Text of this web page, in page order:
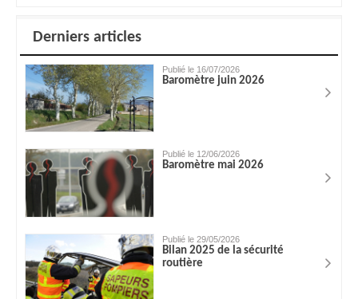
Derniers articles
Publié le 16/07/2026
Baromètre juin 2026
Publié le 12/06/2026
Baromètre mai 2026
Publié le 29/05/2026
Bilan 2025 de la sécurité
routière